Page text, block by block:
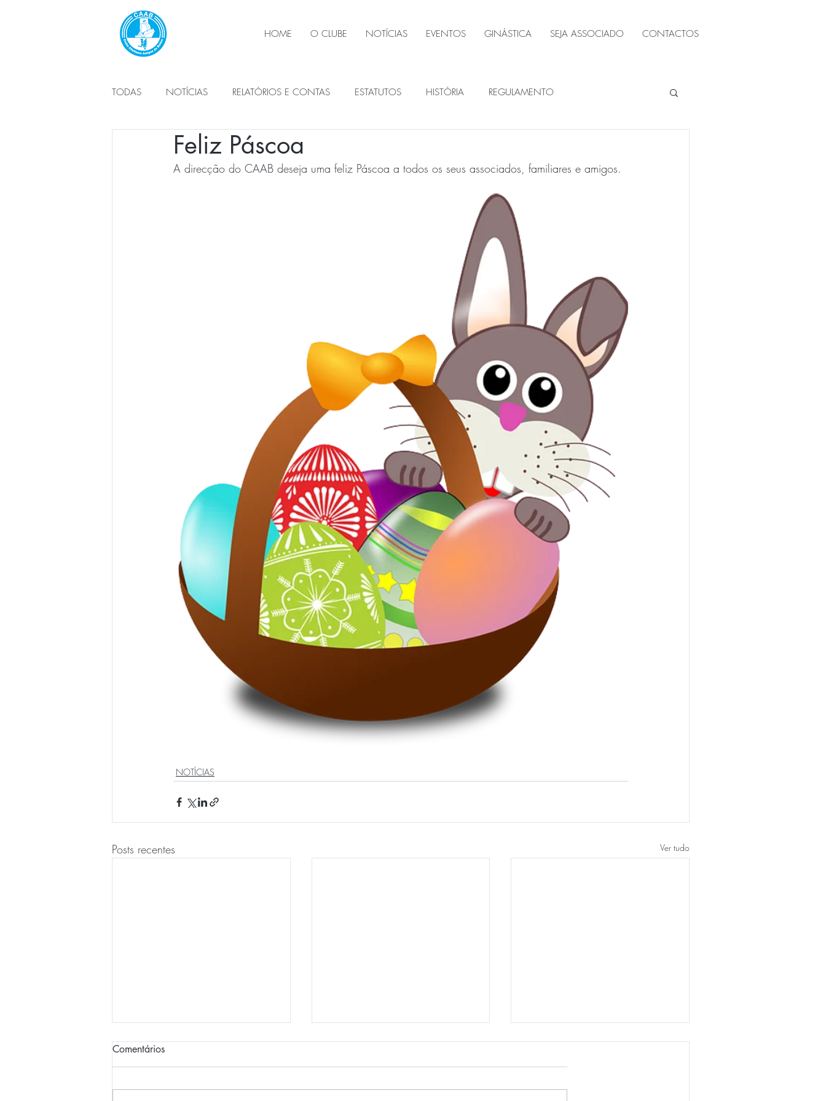
HOME O CLUBE NOTÍCIAS EVENTOS GINÁSTICA SEJA ASSOCIADO CONTACTOS
TODAS NOTÍCIAS RELATÓRIOS E CONTAS ESTATUTOS HISTÓRIA REGULAMENTO
PLANO DE ATIVIDADES ÓRGÃOS SOCIAIS
Feliz Páscoa
A direcção do CAAB deseja uma feliz Páscoa a todos os seus associados, familiares e amigos.
NOTÍCIAS
Posts recentes Ver tudo
Comentários